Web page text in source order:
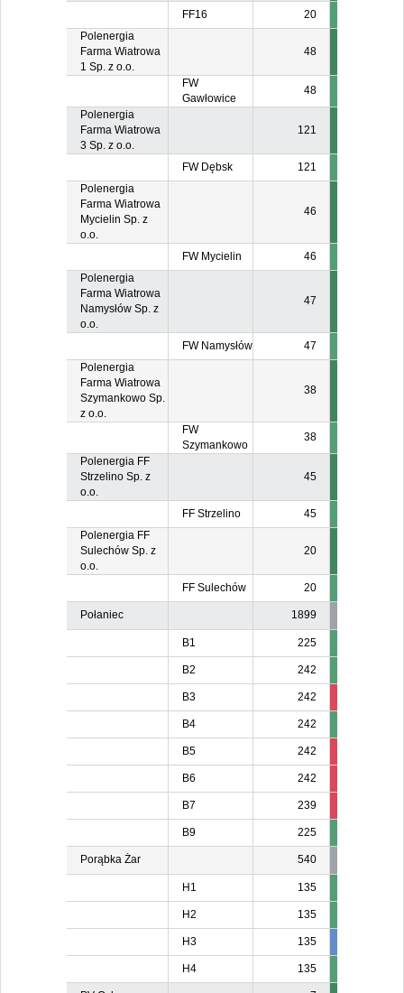
FF16
20
Polenergia
Farma Wiatrowa
1 Sp. z o.o.
48
FW
Gawłowice
48
Polenergia
Farma Wiatrowa
3 Sp. z o.o.
121
FW Dębsk
121
Polenergia
Farma Wiatrowa
Mycielin Sp. z
o.o.
46
FW Mycielin
46
Polenergia
Farma Wiatrowa
Namysłów Sp. z
o.o.
47
FW Namysłów
47
Polenergia
Farma Wiatrowa
Szymankowo Sp.
z o.o.
38
FW
Szymankowo
38
Polenergia FF
Strzelino Sp. z
o.o.
45
FF Strzelino
45
Polenergia FF
Sulechów Sp. z
o.o.
20
FF Sulechów 20
Połaniec 1899
B1 225
B2 242
B3 242
B4 242
B5 242
B6 242
B7 239
B9 225
Porąbka Żar 540
H1 135
H2 135
H3 135
H4 135